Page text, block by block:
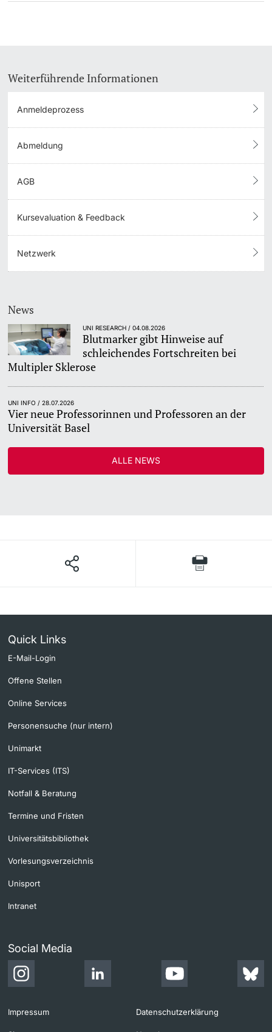
Weiterführende Informationen
Anmeldeprozess
Abmeldung
AGB
Kursevaluation & Feedback
Netzwerk
News
UNI RESEARCH / 04.08.2026
Blutmarker gibt Hinweise auf
schleichendes Fortschreiten bei
Multipler Sklerose
UNI INFO / 28.07.2026
Vier neue Professorinnen und Professoren an der
Universität Basel
ALLE NEWS
Quick Links
E-Mail-Login
Offene Stellen
Online Services
Personensuche (nur intern)
Unimarkt
IT-Services (ITS)
Notfall & Beratung
Termine und Fristen
Universitätsbibliothek
Vorlesungsverzeichnis
Unisport
Intranet
Social Media
Impressum Datenschutzerklärung